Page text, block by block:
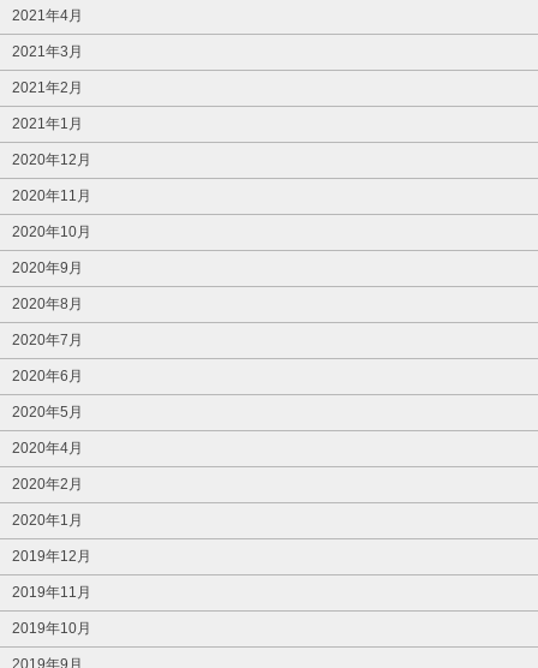
2021年4月
2021年3月
2021年2月
2021年1月
2020年12月
2020年11月
2020年10月
2020年9月
2020年8月
2020年7月
2020年6月
2020年5月
2020年4月
2020年2月
2020年1月
2019年12月
2019年11月
2019年10月
2019年9月